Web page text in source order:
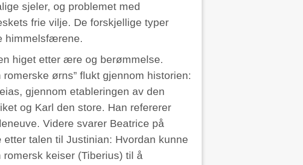
sjeler, og problemet med
frie vilje. De forskjellige typer
himmelsfærene.
higet etter ære og berømmelse.
ørns” flukt gjennom historien:
gjennom etableringen av den
og Karl den store. Han refererer
Videre svarer Beatrice på
talen til Justinian: Hvordan kunne
keiser (Tiberius) til å